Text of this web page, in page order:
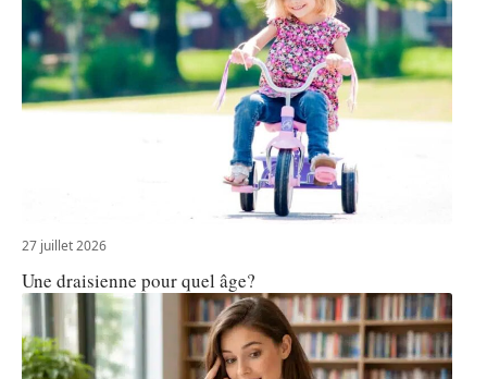
27 juillet 2026
Une draisienne pour quel âge?